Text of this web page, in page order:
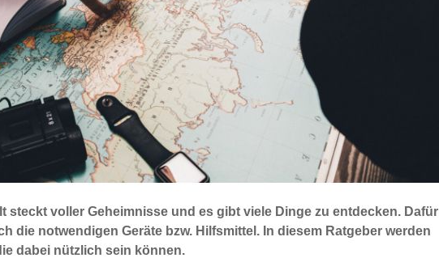
steckt voller Geheimnisse und es gibt viele Dinge zu entdecken. Dafür
die notwendigen Geräte bzw. Hilfsmittel. In diesem Ratgeber werden
dabei nützlich sein können.